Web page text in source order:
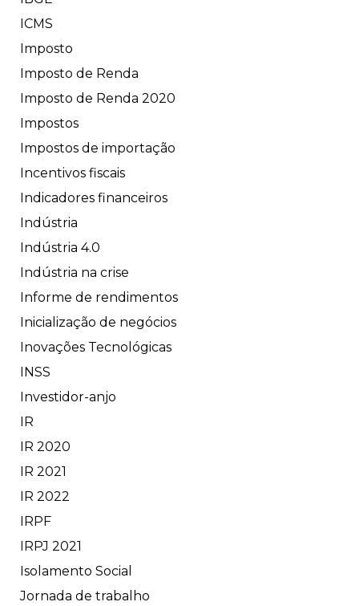
ICMS
Imposto
Imposto de Renda
Imposto de Renda 2020
Impostos
Impostos de importação
Incentivos fiscais
Indicadores financeiros
Indústria
Indústria 4.0
Indústria na crise
Informe de rendimentos
Inicialização de negócios
Inovações Tecnológicas
INSS
Investidor-anjo
IR
IR 2020
IR 2021
IR 2022
IRPF
IRPJ 2021
Isolamento Social
Jornada de trabalho